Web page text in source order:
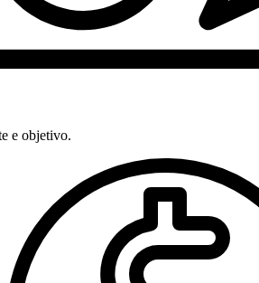
e objetivo.